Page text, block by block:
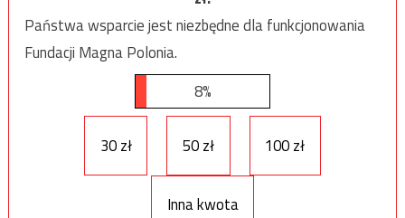
Państwa wsparcie jest niezbędne dla funkcjonowania
Fundacji Magna Polonia.
8%
30 zł 50 zł 100 zł
Inna kwota